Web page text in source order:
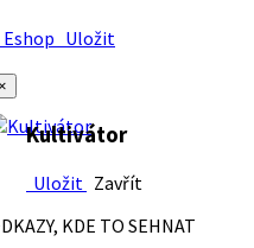
Uložit
Kultivátor
Uložit Zavřít
KDE TO SEHNAT